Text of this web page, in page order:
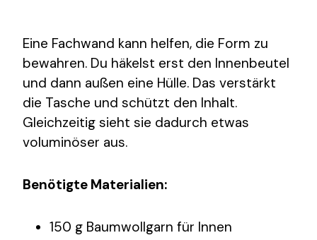
Eine Fachwand kann helfen, die Form zu
bewahren. Du häkelst erst den Innenbeutel
und dann außen eine Hülle. Das verstärkt
die Tasche und schützt den Inhalt.
Gleichzeitig sieht sie dadurch etwas
voluminöser aus.
Benötigte Materialien:
150 g Baumwollgarn für Innen